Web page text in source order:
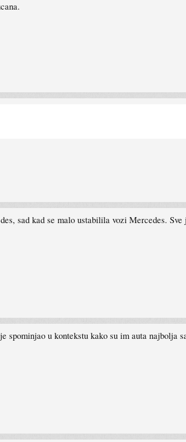
sad kad se malo ustabilila vozi Mercedes.
u kontekstu kako su im auta najbolja